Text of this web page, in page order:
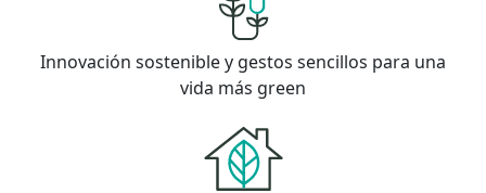
Innovación sostenible y gestos sencillos para una
vida más green